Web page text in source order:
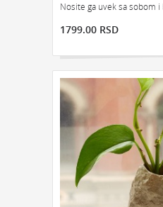
Nosite ga uvek sa sobom i
1799.00 RSD